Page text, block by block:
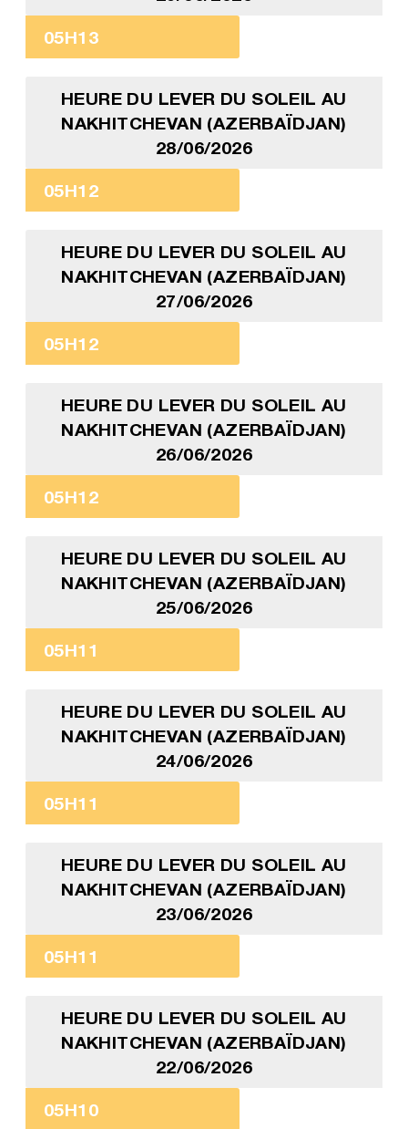
05H13
HEURE DU LEVER DU SOLEIL AU
NAKHITCHEVAN (AZERBAÏDJAN)
28/06/2026
05H12
HEURE DU LEVER DU SOLEIL AU
NAKHITCHEVAN (AZERBAÏDJAN)
27/06/2026
05H12
HEURE DU LEVER DU SOLEIL AU
NAKHITCHEVAN (AZERBAÏDJAN)
26/06/2026
05H12
HEURE DU LEVER DU SOLEIL AU
NAKHITCHEVAN (AZERBAÏDJAN)
25/06/2026
05H11
HEURE DU LEVER DU SOLEIL AU
NAKHITCHEVAN (AZERBAÏDJAN)
24/06/2026
05H11
HEURE DU LEVER DU SOLEIL AU
NAKHITCHEVAN (AZERBAÏDJAN)
23/06/2026
05H11
HEURE DU LEVER DU SOLEIL AU
NAKHITCHEVAN (AZERBAÏDJAN)
22/06/2026
05H10